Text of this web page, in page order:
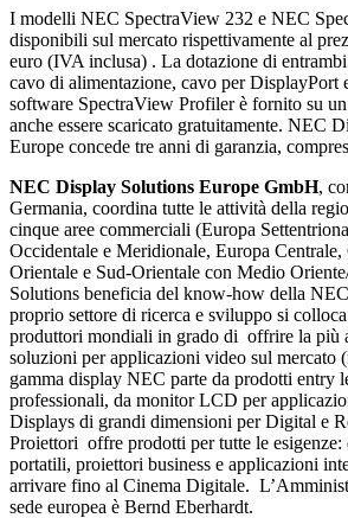
I modelli NEC SpectraView 232 e NEC
disponibili sul mercato rispettivamente al
euro (IVA inclusa) . La dotazione di
cavo di alimentazione, cavo per DisplayPort
software SpectraView Profiler è fornito su
anche essere scaricato gratuitamente. NEC
Europe concede tre anni di garanzia,
NEC Display Solutions Europe GmbH,
Germania, coordina tutte le attività della
cinque aree commerciali (Europa
Occidentale e Meridionale, Europa Centrale,
Orientale e Sud-Orientale con Medio
Solutions beneficia del know-how della
proprio settore di ricerca e sviluppo si
produttori mondiali in grado di offrire la più
soluzioni per applicazioni video sul mercato
gamma display NEC parte da prodotti entry
professionali, da monitor LCD per
Displays di grandi dimensioni per Digital e
Proiettori offre prodotti per tutte le esigenze:
portatili, proiettori business e applicazioni
arrivare fino al Cinema Digitale.
sede europea è Bernd Eberhardt.